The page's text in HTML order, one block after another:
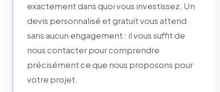
exactement dans quoi vous investissez. Un
devis personnalisé et gratuit vous attend
sans aucun engagement : il vous suffit de
nous contacter pour comprendre
précisément ce que nous proposons pour
votre projet.